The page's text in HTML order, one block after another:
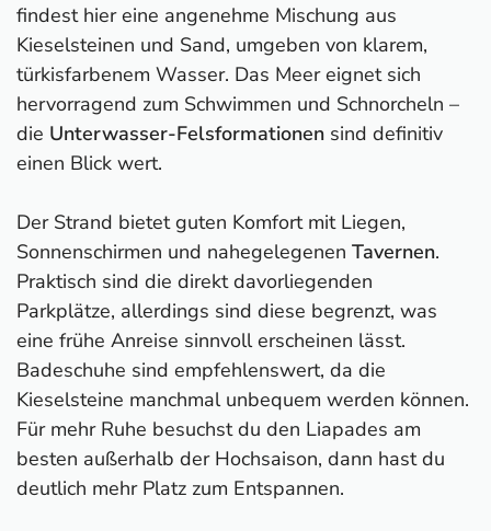
findest hier eine angenehme Mischung aus
Kieselsteinen und Sand, umgeben von klarem,
türkisfarbenem Wasser. Das Meer eignet sich
hervorragend zum Schwimmen und Schnorcheln –
die Unterwasser-Felsformationen sind definitiv
einen Blick wert.
Der Strand bietet guten Komfort mit Liegen,
Sonnenschirmen und nahegelegenen Tavernen.
Praktisch sind die direkt davorliegenden
Parkplätze, allerdings sind diese begrenzt, was
eine frühe Anreise sinnvoll erscheinen lässt.
Badeschuhe sind empfehlenswert, da die
Kieselsteine manchmal unbequem werden können.
Für mehr Ruhe besuchst du den Liapades am
besten außerhalb der Hochsaison, dann hast du
deutlich mehr Platz zum Entspannen.